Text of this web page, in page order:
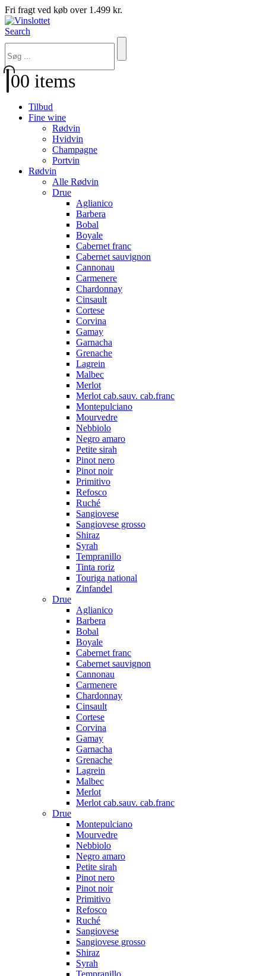
Fri fragt ved køb over 1.499 kr.
Search
00 items
Tilbud
Fine wine
Rødvin
Hvidvin
Champagne
Portvin
Rødvin
Alle Rødvin
Drue
Aglianico
Barbera
Bobal
Boyale
Cabernet franc
Cabernet sauvignon
Cannonau
Carmenere
Chardonnay
Cinsault
Cortese
Corvina
Gamay
Garnacha
Grenache
Lagrein
Malbec
Merlot
Merlot cab.sauv. cab.franc
Montepulciano
Mourvedre
Nebbiolo
Negro amaro
Petite sirah
Pinot nero
Pinot noir
Primitivo
Refosco
Ruché
Sangiovese
Sangiovese grosso
Shiraz
Syrah
Tempranillo
Tinta roriz
Touriga national
Zinfandel
Drue
Aglianico
Barbera
Bobal
Boyale
Cabernet franc
Cabernet sauvignon
Cannonau
Carmenere
Chardonnay
Cinsault
Cortese
Corvina
Gamay
Garnacha
Grenache
Lagrein
Malbec
Merlot
Merlot cab.sauv. cab.franc
Drue
Montepulciano
Mourvedre
Nebbiolo
Negro amaro
Petite sirah
Pinot nero
Pinot noir
Primitivo
Refosco
Ruché
Sangiovese
Sangiovese grosso
Shiraz
Syrah
Tempranillo